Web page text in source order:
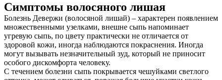
Симптомы волосяного лишая
Болезнь Девержи (волосяной лишай) – характерен появлением
множественными узелками, внешне сыпь напоминает
угревую сыпь, по цвету практически не отличается от
здоровой кожи, иногда наблюдаются покраснения. Иногда
могут вызывать незначительный зуд, который не приносит
особого дискомфорта человеку.
С течением болезни сыпь покрывается чешуйками светлого